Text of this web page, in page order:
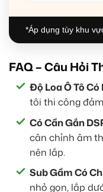
*Áp dụng tùy khu
FAQ – Câu Hỏi
Độ Loa Ô Tô
tôi thi công
Có Cần Gắn
cân chỉnh âm
nên lắp.
Sub Gầm Có
nhỏ gọn, lắp